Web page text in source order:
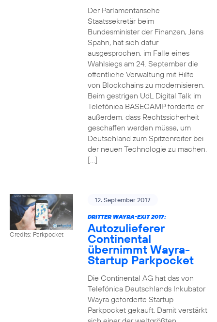
Der Parlamentarische
Staatssekretär beim
Bundesminister der Finanzen, Jens
Spahn, hat sich dafür
ausgesprochen, im Falle eines
Wahlsiegs am 24. September die
öffentliche Verwaltung mit Hilfe
von Blockchains zu modernisieren.
Beim gestrigen UdL Digital Talk im
Telefónica BASECAMP forderte er
außerdem, dass Rechtssicherheit
geschaffen werden müsse, um
Deutschland zum Spitzenreiter bei
der neuen Technologie zu machen.
[…]
Credits: Parkpocket
12. September 2017
DRITTER WAYRA-EXIT 2017:
Autozulieferer
Continental
übernimmt Wayra-
Startup Parkpocket
Die Continental AG hat das von
Telefónica Deutschlands Inkubator
Wayra geförderte Startup
Parkpocket gekauft. Damit verstärkt